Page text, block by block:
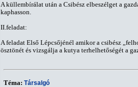
A küllembírálat után a Csibész elbeszélget a
kaphasson.
II.feladat:
A feladat Első Lépcsőjénél amikor a csibész
ösztönét és vizsgálja a kutya terhelhetőségét a
Téma: Társalgó